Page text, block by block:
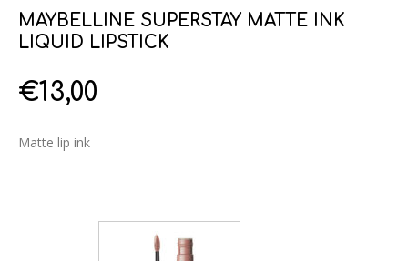
MAYBELLINE SUPERSTAY MATTE INK
LIQUID LIPSTICK
€13,00
Matte lip ink